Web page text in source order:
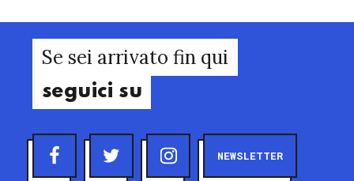
Se sei arrivato fin qui
seguici su
NEWSLETTER